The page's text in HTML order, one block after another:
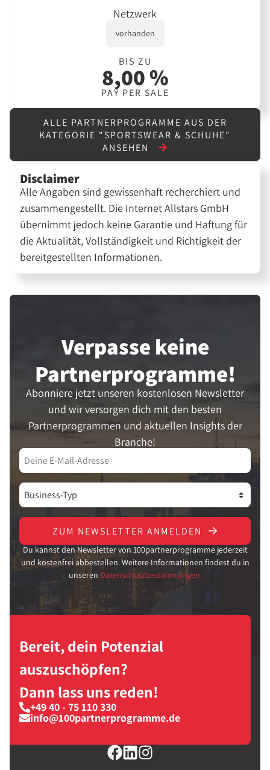
Netzwerk
vorhanden
BIS ZU
8,00 %
PAY PER SALE
ALLE PARTNERPROGRAMME AUS DER
KATEGORIE "SPORTSWEAR & SCHUHE"
ANSEHEN
Disclaimer
Alle Angaben sind gewissenhaft recherchiert und
zusammengestellt. Die Internet Allstars GmbH
übernimmt jedoch keine Garantie und Haftung für
die Aktualität, Vollständigkeit und Richtigkeit der
bereitgestellten Informationen.
Verpasse keine
Partner­programme!
Abonniere jetzt unseren kostenlosen Newsletter
und wir versorgen dich mit den besten
Partnerprogrammen und aktuellen Insights der
Branche!
ZUM NEWSLETTER ANMELDEN
Du kannst den Newsletter von 100partnerprogramme jederzeit
und kostenfrei abbestellen. Weitere Informationen findest du in
unseren Datenschutzbestimmungen.
Bereit, dein Potenzial
auszuschöpfen?
Dann lass uns reden!
+49 40 - 75 110 330
info@100partnerprogramme.de